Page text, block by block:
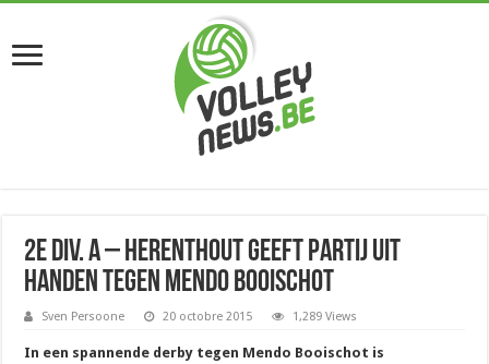
2e div. A – Herenthout geeft partij uit
handen tegen Mendo Booischot
Sven Persoone 20 octobre 2015 1,289 Views
In een spannende derby tegen Mendo Booischot is